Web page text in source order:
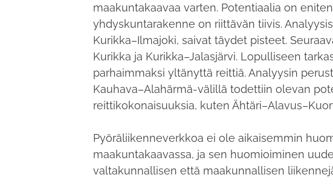
maakuntakaavaa varten. Potentiaalia on
yhdyskuntarakenne on riittävän tiivis.
Kurikka–Ilmajoki, saivat täydet pisteet.
Kurikka ja Kurikka–Jalasjärvi. Lopulliseen
parhaimmaksi yltänyttä reittiä. Analyysin
Kauhava–Alahärmä-välillä todettiin olevan
reittikokonaisuuksia, kuten
Pyöräliikenneverkkoa ei ole aikaisemmin
maakuntakaavassa, ja sen huomioiminen
valtakunnallisen että maakunnallisen